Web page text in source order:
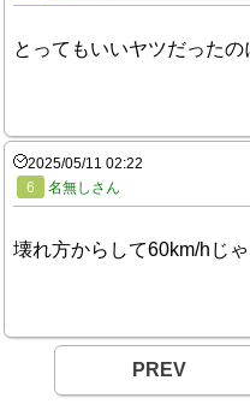
とってもいいヤツだった
2025/05/11 02:22
6
名無しさん
壊れ方からして60km/hじ
PREV